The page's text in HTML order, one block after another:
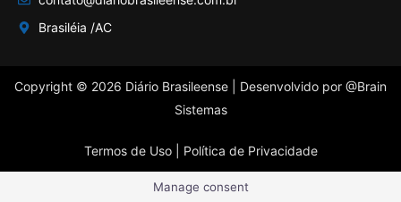
Brasiléia /AC
Copyright © 2026 Diário Brasileense | Desenvolvido por @Brain
Sistemas
Termos de Uso | Política de Privacidade
Manage consent